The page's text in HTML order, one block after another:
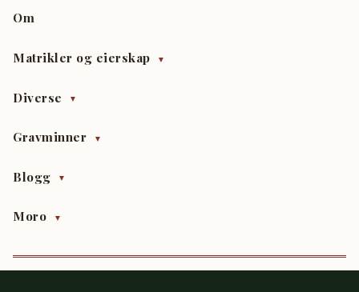
Om
Matrikler og eierskap ▼
Diverse ▼
Gravminner ▼
Blogg ▼
Moro ▼